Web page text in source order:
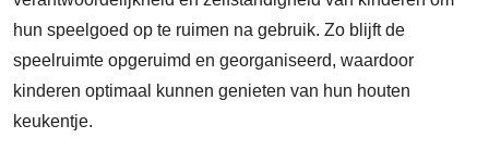
hun speelgoed op te ruimen na gebruik. Zo blijft de
speelruimte opgeruimd en georganiseerd, waardoor
kinderen optimaal kunnen genieten van hun houten
keukentje.